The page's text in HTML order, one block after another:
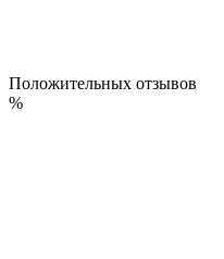
Положительных отзывов
%